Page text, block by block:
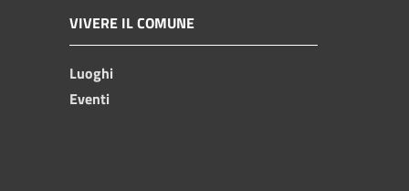
VIVERE IL COMUNE
Luoghi
Eventi